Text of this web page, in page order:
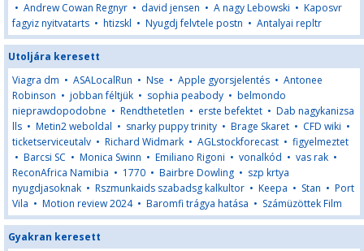
• Andrew Cowan Regnyr • david jensen • A nagy Lebowski • Kaposvr
fagyiz nyitvatarts • htizskl • Nyugdj felvtele postn • Antalyai repltr
Utoljára keresett
Viagra dm • ASALocalRun • Nse • Apple gyorsjelentés • Antonee
Robinson • jobban féltjük • sophia peabody • belmondo
nieprawdopodobne • Rendthetetlen • erste befektet • Dab nagykanizsa
lls • Metin2 weboldal • snarky puppy trinity • Brage Skaret • CFD wiki •
ticketserviceutalv • Richard Widmark • AGLstockforecast • figyelmeztet
• Barcsi SC • Monica Swinn • Emiliano Rigoni • vonalkód • vas rak •
ReconAfrica Namibia • 1770 • Bairbre Dowling • szp krtya
nyugdjasoknak • Rszmunkaids szabadsg kalkultor • Keepa • Stan • Port
Vila • Motion review 2024• Baromfi trágya hatása • Számüzöttek Film
Gyakran keresett